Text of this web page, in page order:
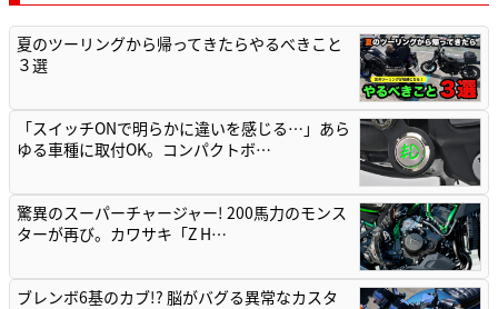
夏のツーリングから帰ってきたらやるべきこと
３選
「スイッチONで明らかに違いを感じる…」あら
ゆる車種に取付OK。コンパクトボ…
驚異のスーパーチャージャー! 200馬力のモンス
ターが再び。カワサキ「Z H…
ブレンボ6基のカブ!? 脳がバグる異常なカスタ